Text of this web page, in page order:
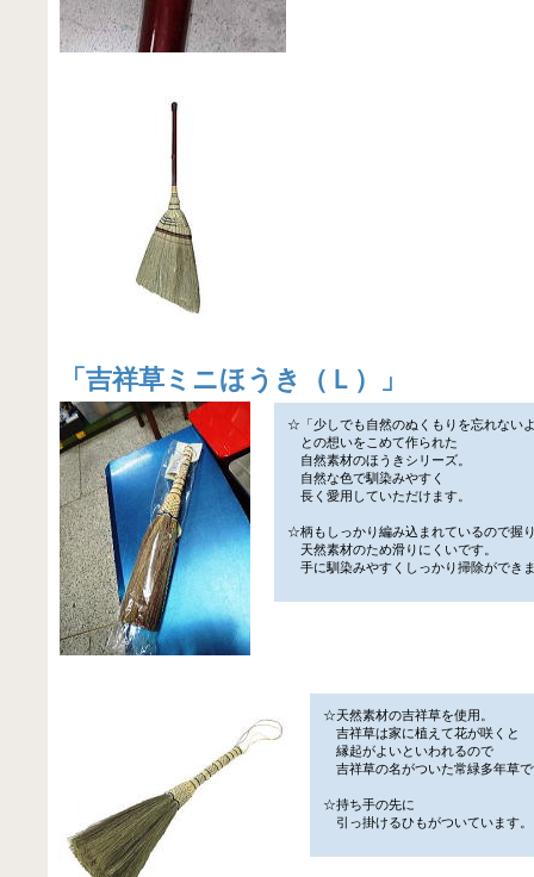
「 吉祥草ミニほうき（Ｌ） 」
☆「少しでも自然のぬくもりを忘れない
との想いをこめて作られた
自然素材のほうきシリーズ。
自然な色で馴染みやすく
長く愛用していただけます。
☆柄もしっかり編み込まれているので握
天然素材のため滑りにくいです。
手に馴染みやすくしっかり掃除ができ
☆天然素材の吉祥草を使用。
吉祥草は家に植えて花が咲くと
縁起がよいといわれるので
吉祥草の名がついた常緑多年草
☆持ち手の先に
引っ掛けるひもがついています。